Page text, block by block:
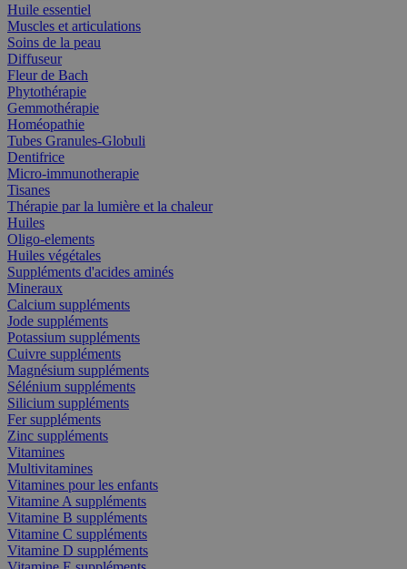
Huile essentiel
Muscles et articulations
Soins de la peau
Diffuseur
Fleur de Bach
Phytothérapie
Gemmothérapie
Homéopathie
Tubes Granules-Globuli
Dentifrice
Micro-immunotherapie
Tisanes
Thérapie par la lumière et la chaleur
Huiles
Oligo-elements
Huiles végétales
Suppléments d'acides aminés
Mineraux
Calcium suppléments
Jode suppléments
Potassium suppléments
Cuivre suppléments
Magnésium suppléments
Sélénium suppléments
Silicium suppléments
Fer suppléments
Zinc suppléments
Vitamines
Multivitamines
Vitamines pour les enfants
Vitamine A suppléments
Vitamine B suppléments
Vitamine C suppléments
Vitamine D suppléments